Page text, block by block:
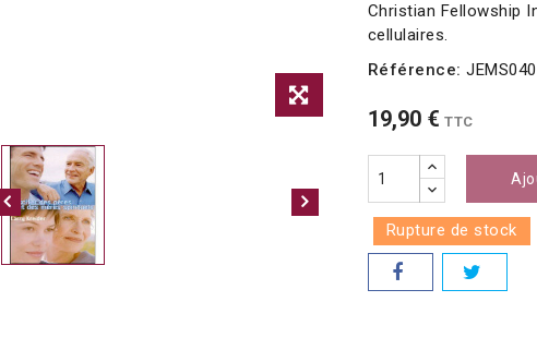
Christian Fellowship
cellulaires.
Référence: JEMS040
19,90 € TTC
Rupture de stock